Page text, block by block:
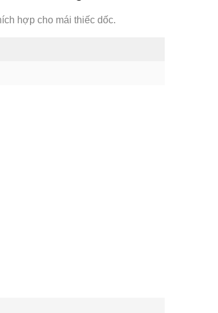
hợp cho mái thiếc dốc.